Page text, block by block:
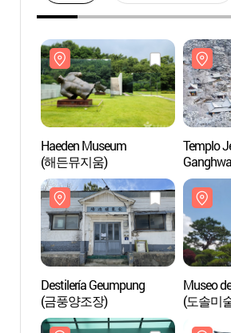
Haeden Museum
(해든뮤지움)
Templo
Destilería Geumpung
(금풍양조장)
Museo
(도솔미